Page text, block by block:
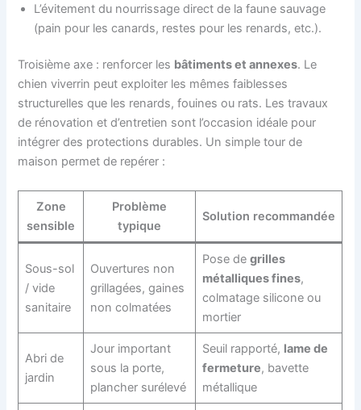
L’évitement du nourrissage direct de la faune sauvage
(pain pour les canards, restes pour les renards, etc.).
Troisième axe : renforcer les bâtiments et annexes. Le
chien viverrin peut exploiter les mêmes faiblesses
structurelles que les renards, fouines ou rats. Les travaux
de rénovation et d’entretien sont l’occasion idéale pour
intégrer des protections durables. Un simple tour de
maison permet de repérer :
Zone
sensible
Problème
typique
Solution recommandée
Sous-sol
/ vide
sanitaire
Ouvertures non
grillagées, gaines
non colmatées
Pose de grilles
métalliques fines,
colmatage silicone ou
mortier
Abri de
jardin
Jour important
sous la porte,
plancher surélevé
Seuil rapporté, lame de
fermeture, bavette
métallique